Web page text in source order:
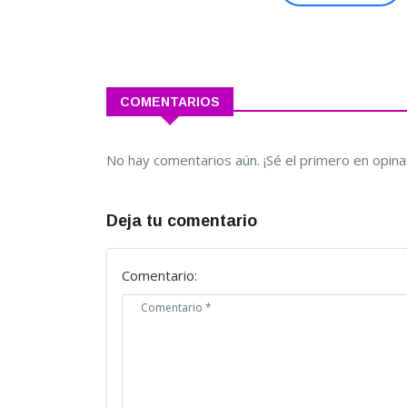
COMENTARIOS
No hay comentarios aún. ¡Sé el primero en
Deja tu comentario
Comentario: